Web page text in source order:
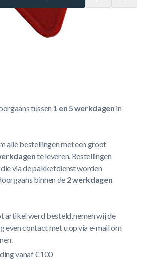
tussen 1 en 5 werkdagen in
alle bestellingen met een groot
te leveren. Bestellingen
via de pakketdienst worden
binnen de 2 werkdagen
artikel werd besteld, nemen wij de
even contact met u op via e-mail om
vanaf €100